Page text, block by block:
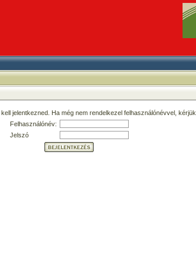
jelentkezned. Ha még nem rendelkezel felhasználónévvel, kérjük
Felhasználónév:
Jelszó